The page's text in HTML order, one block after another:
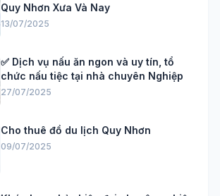
Quy Nhơn Xưa Và Nay
13/07/2025
✅ Dịch vụ nấu ăn ngon và uy tín, tổ
chức nấu tiệc tại nhà chuyên Nghiệp
27/07/2025
Cho thuê đồ du lịch Quy Nhơn
09/07/2025